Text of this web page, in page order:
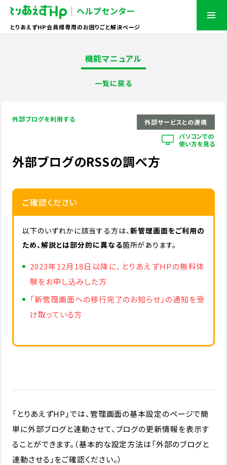
とりあえずHP会員様専用のお困りごと解決ページ
機能マニュアル
一覧に戻る
パソコンでの
使い方を見る
外部サービスとの連携
外部ブログを利用する
外部ブログのRSSの調べ方
ご確認ください
以下のいずれかに該当する方は、新管理画面をご利用の
ため、解説とは部分的に異なる箇所があります。
2023年12月18日以降に、とりあえずHPの無料体
験をお申し込みした方
「新管理画面への移行完了のお知らせ」の通知を受
け取っている方
「とりあえずHP」では、管理画面の基本設定のページで簡
単に外部ブログと連動させて、ブログの更新情報を表示す
ることができます。（基本的な設定方法は「外部のブログと
連動させる」をご確認ください。）